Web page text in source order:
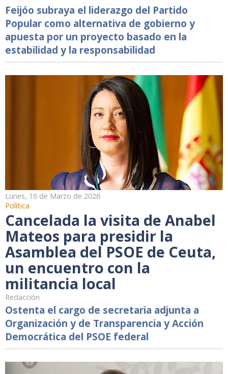
Feijóo subraya el liderazgo del Partido
Popular como alternativa de gobierno y
apuesta por un proyecto basado en la
estabilidad y la responsabilidad
Lunes, 16 de Marzo de 2026
Política
Cancelada la visita de Anabel
Mateos para presidir la
Asamblea del PSOE de Ceuta,
un encuentro con la
militancia local
Redacción
Ostenta el cargo de secretaria adjunta a
Organización y de Transparencia y Acción
Democrática del PSOE federal